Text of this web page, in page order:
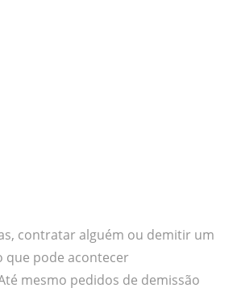
contratar alguém ou demitir um
que pode acontecer
mesmo pedidos de demissão